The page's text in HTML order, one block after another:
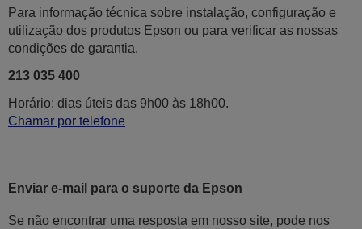
Para informação técnica sobre instalação, configuração e
utilização dos produtos Epson ou para verificar as nossas
condições de garantia.
213 035 400
Horário: dias úteis das 9h00 às 18h00.
Chamar por telefone
Enviar e-mail para o suporte da Epson
Se não encontrar uma resposta em nosso site, pode nos